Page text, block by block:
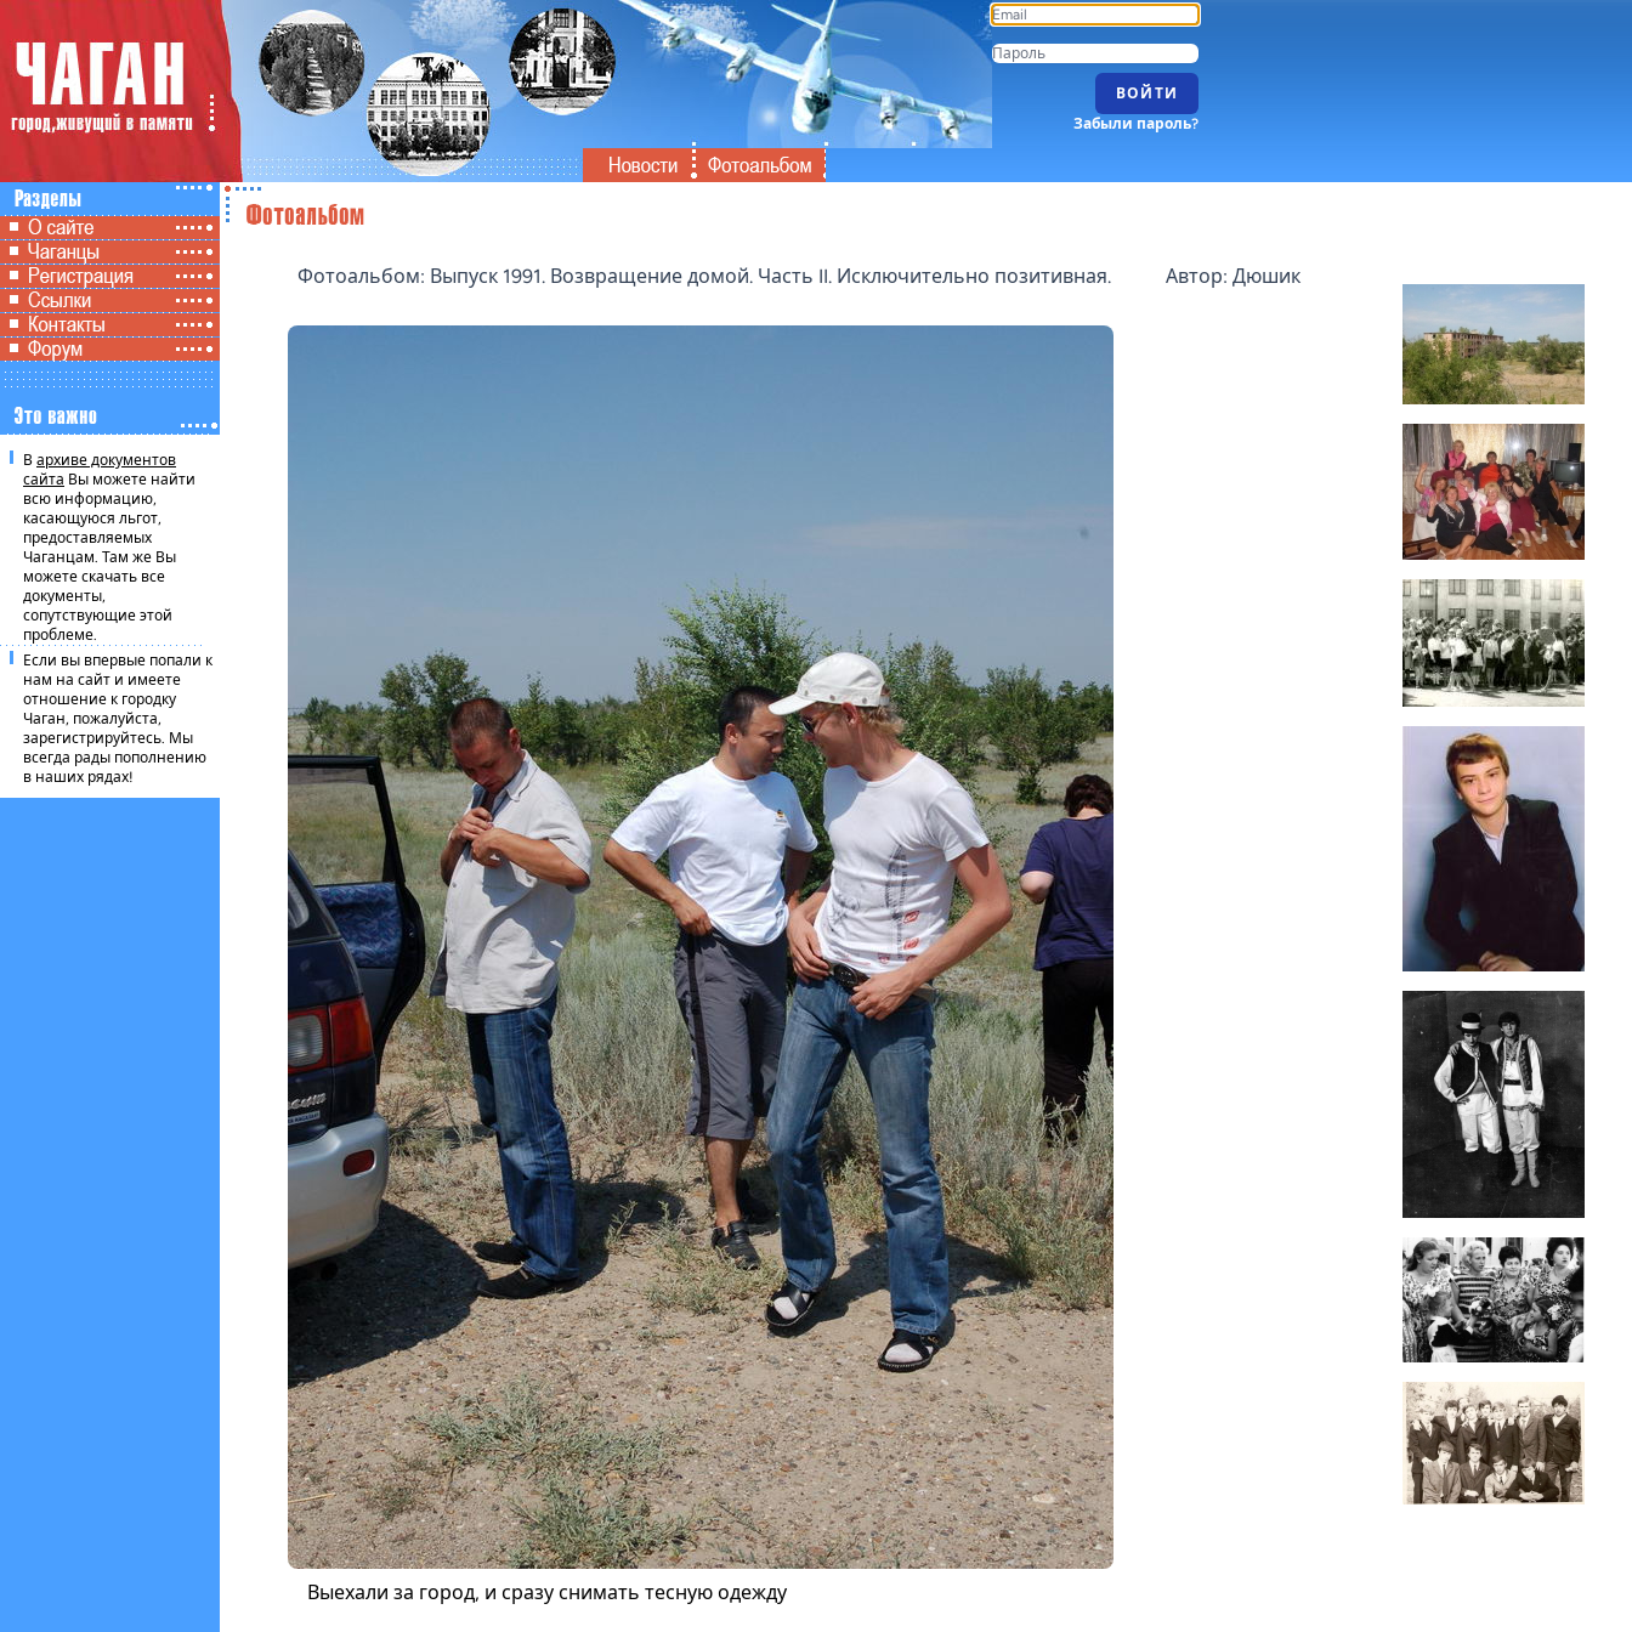
ВОЙТИ
Забыли пароль?
В архиве документов
сайта Вы можете найти
всю информацию,
касающуюся льгот,
предоставляемых
Чаганцам. Там же Вы
можете скачать все
документы,
сопутствующие этой
проблеме.
Если вы впервые попали к
нам на сайт и имеете
отношение к городку
Чаган, пожалуйста,
зарегистрируйтесь. Мы
всегда рады пополнению
в наших рядах!
Фотоальбом: Выпуск 1991. Возвращение домой. Часть II. Исключительно позитивная. Автор: Дюшик
Выехали за город, и сразу снимать тесную одежду